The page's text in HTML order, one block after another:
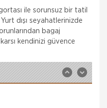
ile sorunsuz bir tatil
Yurt dışı seyahatlerinizde
bagaj
kendinizi güvence
özel sağlık
ve tedavi giderleriniz
zorunlu bir